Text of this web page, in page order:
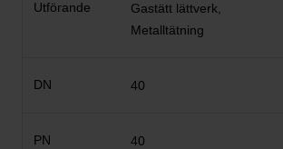
Gastätt lättverk,
Metalltätning
40
40